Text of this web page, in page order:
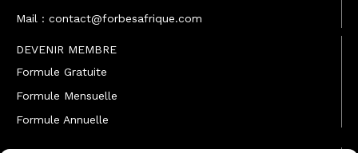
Mail : contact@forbesafrique.com
DEVENIR MEMBRE
Formule Gratuite
Formule Mensuelle
Formule Annuelle